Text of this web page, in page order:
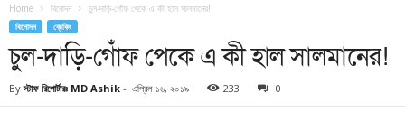
Home বিনোদন চুল-দাড়ি-গোঁফ পেকে এ কী হাল সালমানের!
বিনোদন ব্রেকিং
চুল-দাড়ি-গোঁফ পেকে এ কী হাল সালমানের!
By স্টাফ রিপোর্টারঃ MD Ashik - এপ্রিল ১৬, ২০১৯ 233 0